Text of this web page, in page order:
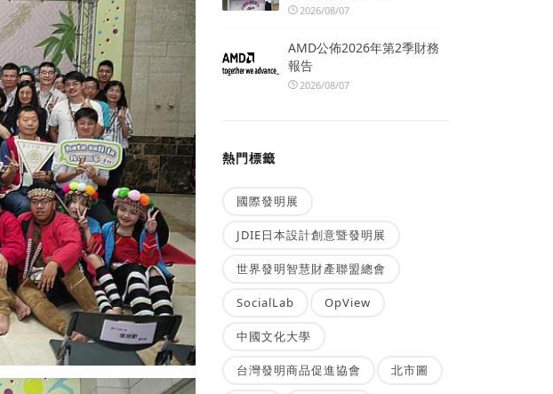
2026/08/07
AMD公佈2026年第2季財務
報告
2026/08/07
熱門標籤
國際發明展
JDIE日本設計創意暨發明展
世界發明智慧財產聯盟總會
SocialLab OpView
中國文化大學
台灣發明商品促進協會 北市圖